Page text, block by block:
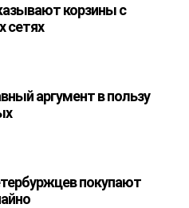
корзины с
сетях
аргумент в пользу
покупают